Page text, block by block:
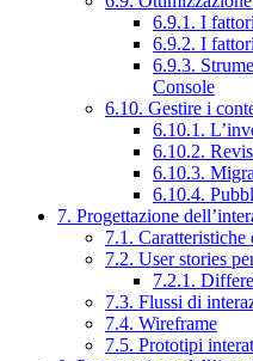
6.9.1. I fattori
6.9.2. I fattori
6.9.3.
Console
6.10. Gestire i
6.10.1.
6.10.2.
6.10.3.
6.10.4.
7. Progettazione
7.1. Caratteristiche
7.2. User stories
7.2.1.
7.3. Flussi di
7.4. Wireframe
7.5. Prototipi